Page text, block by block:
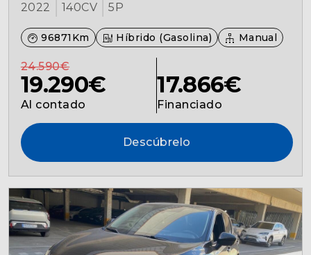
2022 140CV 5P
96871Km Híbrido (Gasolina) Manual
24.590€
19.290€
Al contado
17.866€
Financiado
Descúbrelo